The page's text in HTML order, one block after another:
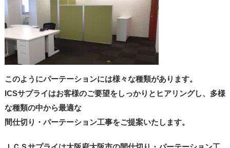
このようにパーテーションには様々な種類があります。
ICSサプライはお客様のご要望をしっかりとヒアリングし、多様
な種類の中から最適な
間仕切り・パーテーション工事をご提案いたします。